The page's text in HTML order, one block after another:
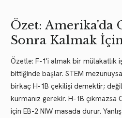
Özet: Amerika'da
Sonra Kalmak
Özetle: F-1'i almak bir mülakatlık
bittiğinde başlar. STEM
birkaç H-1B çekilişi demektir;
kurmanız gerekir. H-1B
için EB-2 NIW masada durur.